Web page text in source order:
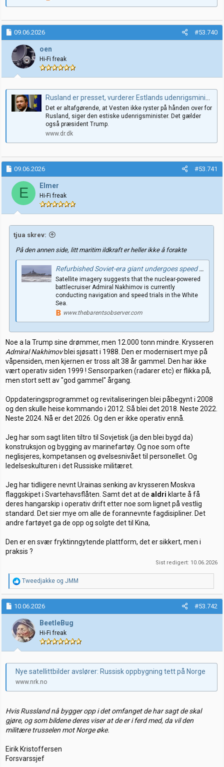
09.06.2026 #53.740
oen
Hi-Fi freak
Rusland er presset, vurderer Estlands udenrigsminister. Nu vil han forhindre, at Putin laver endnu en fejlberegning
Det er altafgørende, at Vesten ikke ryster på hånden over for
Rusland, siger den estiske udenrigsminister. Det gælder
også præsident Trump.
www.dr.dk
09.06.2026 #53.741
E Elmer
Hi-Fi freak
tjua skrev:
På den annen side, litt maritim ildkraft er heller ikke å forakte
Refurbished Soviet-era giant undergoes speed trials in the White Sea
Satellite imagery suggests that the nuclear-powered
battlecruiser Admiral Nakhimov is currently
conducting navigation and speed trials in the White
Sea.
www.thebarentsobserver.com
Noe a la Trump sine drømmer, men 12.000 tonn mindre. Krysseren
Admiral Nakhimovblei sjøsatt i 1988. Den er modernisert mye på
våpensiden, men kjernen er tross alt 38 år gammel. Den har ikke
vært operativ siden 1999 ! Sensorparken (radarer etc) er flikka på,
men stort sett av "god gammel" årgang.
Oppdateringsprogrammet og revitaliseringen blei påbegynt i 2008
og den skulle heise kommando i 2012. Så blei det 2018. Neste 2022.
Neste 2024. Nå er det 2026. Og den er ikke operativ ennå.
Jeg har som sagt liten tiltro til Sovjetisk (ja den blei bygd da)
konstruksjon og bygging av marinefartøy. Og noe som ofte
neglisjeres, kompetansen og øvelsesnivået til personellet. Og
ledelseskulturen i det Russiske militæret.
Jeg har tidligere nevnt Urainas senking av krysseren Moskva
flaggskipet i Svartehavsflåten. Samt det at de aldri klarte å få
deres hangarskip i operativ drift etter noe som lignet på vestlig
standard. Det sier mye om alle de forannevnte fagdisipliner. Det
andre fartøyet ga de opp og solgte det til Kina,
Den er en svær fryktinngytende plattform, det er sikkert, men i
praksis ?
Sist redigert: 10.06.2026
R
e
a
k
s
j
o
n
e
r
Tweedjakke og JMM
10.06.2026 #53.742
BeetleBug
Hi-Fi freak
Nye satellittbilder avslører: Russisk oppbygning tett på Norge
www.nrk.no
Hvis Russland nå bygger opp i det omfanget de har sagt de skal
gjøre, og som bildene deres viser at de er i ferd med, da vil den
militære trusselen mot Norge øke.
Eirik Kristoffersen
Forsvarssjef